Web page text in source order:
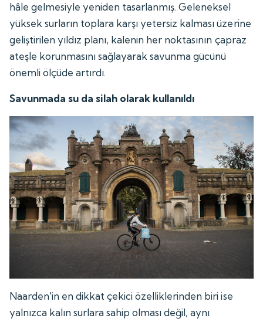
hâle gelmesiyle yeniden tasarlanmış. Geleneksel
yüksek surların toplara karşı yetersiz kalması üzerine
geliştirilen yıldız planı, kalenin her noktasının çapraz
ateşle korunmasını sağlayarak savunma gücünü
önemli ölçüde artırdı.
Savunmada su da silah olarak kullanıldı
Naarden'in en dikkat çekici özelliklerinden biri ise
yalnızca kalın surlara sahip olması değil, aynı